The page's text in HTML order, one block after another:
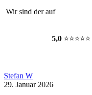
Wir sind der auf
5,0 ⭐⭐⭐⭐⭐
Stefan W
29. Januar 2026